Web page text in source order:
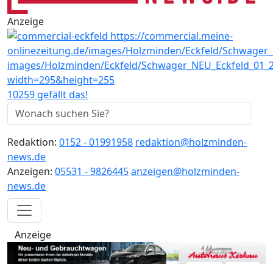
Anzeige
10259 gefällt das!
Redaktion: 0152 - 01991958 redaktion@holzminden-
news.de
Anzeigen: 05531 - 9826445anzeigen@holzminden-
news.de
Anzeige